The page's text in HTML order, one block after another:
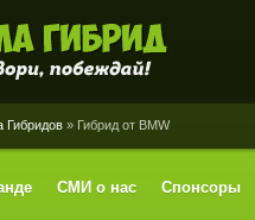
Гибридов » Гибрид от BMW
СМИ о нас Спонсоры